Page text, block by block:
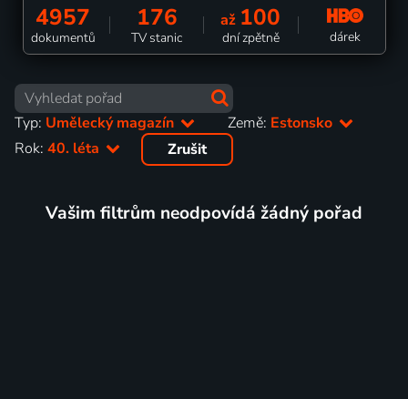
4957
dokumentů
176
TV stanic
až 100
dní zpětně dárek
Typ: Umělecký magazín Země: Estonsko
Rok: 40. léta Zrušit
Vašim filtrům neodpovídá žádný pořad